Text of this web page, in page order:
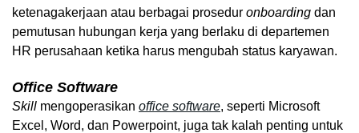
ketenagakerjaan atau berbagai prosedur onboarding dan
pemutusan hubungan kerja yang berlaku di departemen
HR perusahaan ketika harus mengubah status karyawan.
Office Software
Skill mengoperasikan office software, seperti Microsoft
Excel, Word, dan Powerpoint, juga tak kalah penting untuk